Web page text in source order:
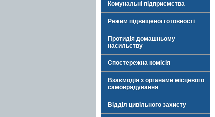
Комунальні підприємства
Режим підвищеної готовності
Протидія домашньому
насильству
Спостережна комісія
Взаємодія з органами місцевого
самоврядування
Відділ цивільного захисту